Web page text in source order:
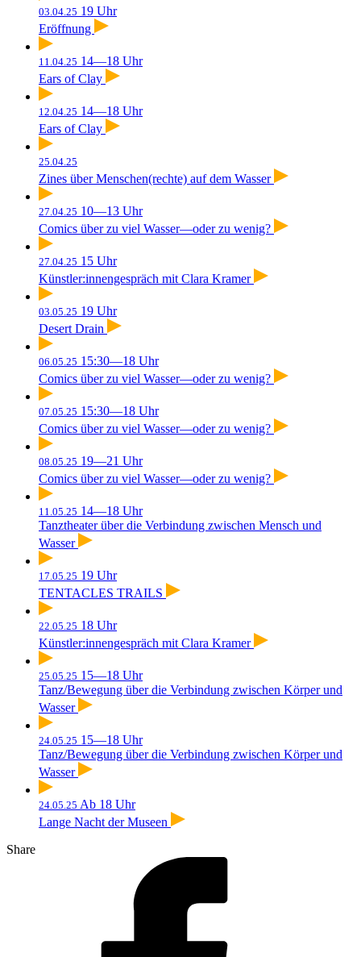
03.04.25 19 Uhr
Eröffnung
11.04.25 14—18 Uhr
Ears of Clay
12.04.25 14—18 Uhr
Ears of Clay
25.04.25
Zines über Menschen(rechte) auf dem Wasser
27.04.25 10—13 Uhr
Comics über zu viel Wasser—oder zu wenig?
27.04.25 15 Uhr
Künstler:innengespräch mit Clara Kramer
03.05.25 19 Uhr
Desert Drain
06.05.25 15:30—18 Uhr
Comics über zu viel Wasser—oder zu wenig?
07.05.25 15:30—18 Uhr
Comics über zu viel Wasser—oder zu wenig?
08.05.25 19—21 Uhr
Comics über zu viel Wasser—oder zu wenig?
11.05.25 14—18 Uhr
Tanztheater über die Verbindung zwischen Mensch und
Wasser
17.05.25 19 Uhr
TENTACLES TRAILS
22.05.25 18 Uhr
Künstler:innengespräch mit Clara Kramer
25.05.25 15—18 Uhr
Tanz/Bewegung über die Verbindung zwischen Körper und
Wasser
24.05.25 15—18 Uhr
Tanz/Bewegung über die Verbindung zwischen Körper und
Wasser
24.05.25 Ab 18 Uhr
Lange Nacht der Museen
Share